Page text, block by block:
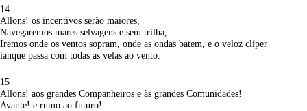
14
Allons! os incentivos serão maiores,
Navegaremos mares selvagens e sem trilha,
Iremos onde os ventos sopram, onde as ondas batem, e o veloz clíper
ianque passa com todas as velas ao vento.
15
Allons! aos grandes Companheiros e às grandes Comunidades!
Avante! e rumo ao futuro!